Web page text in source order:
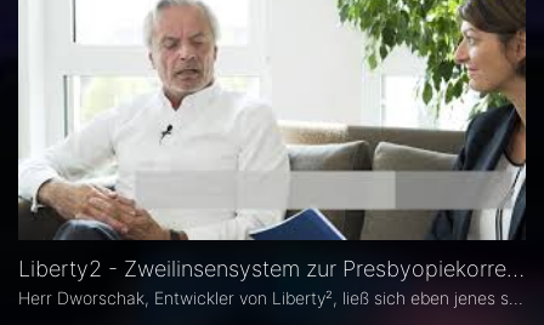
Liberty2 - Zweilinsensystem zur Presbyopiekorrektur: Erfahrungsbericht Rüdiger Dworschak